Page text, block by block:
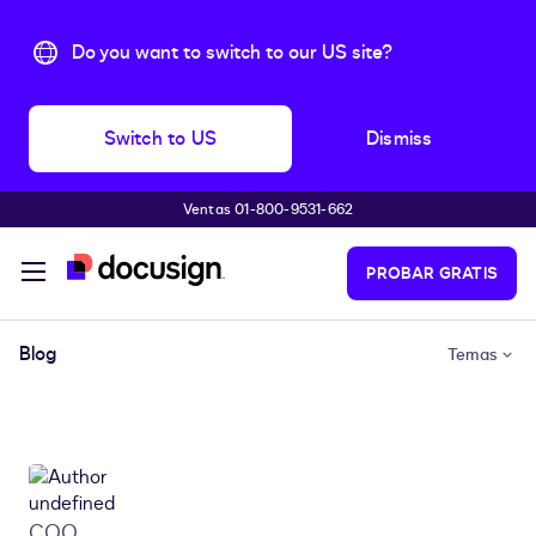
Do you want to switch to our US site?
Switch to US Dismiss
Accede al contenido principalVentas 01-800-9531-662
PROBAR GRATIS
Blog Temas